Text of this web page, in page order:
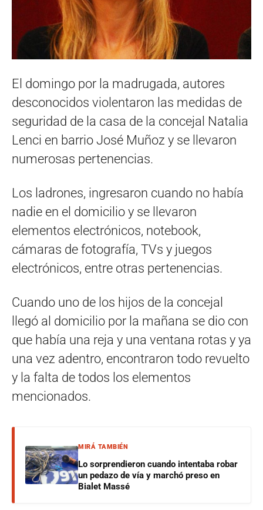
El domingo por la madrugada, autores
desconocidos violentaron las medidas de
seguridad de la casa de la concejal Natalia
Lenci en barrio José Muñoz y se llevaron
numerosas pertenencias.
Los ladrones, ingresaron cuando no había
nadie en el domicilio y se llevaron
elementos electrónicos, notebook,
cámaras de fotografía, TVs y juegos
electrónicos, entre otras pertenencias.
Cuando uno de los hijos de la concejal
llegó al domicilio por la mañana se dio con
que había una reja y una ventana rotas y ya
una vez adentro, encontraron todo revuelto
y la falta de todos los elementos
mencionados.
MIRÁ TAMBIÉN
Lo sorprendieron cuando intentaba robar
un pedazo de vía y marchó preso en
Bialet Massé